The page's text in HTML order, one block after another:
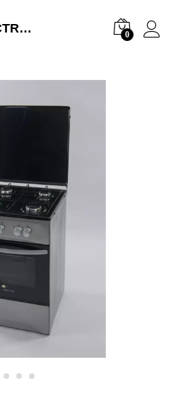
CUISINIERE ELACTRON 4FEUX 50X50 INOX EL5050 0